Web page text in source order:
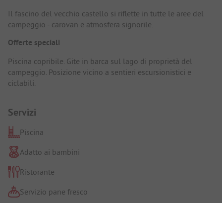
Il fascino del vecchio castello si riflette in tutte le aree del
campeggio - carovan e atmosfera signorile.
Offerte speciali
Piscina copribile. Gite in barca sul lago di proprietà del
campeggio. Posizione vicino a sentieri escursionistici e
ciclabili.
Servizi
Piscina
Adatto ai bambini
Ristorante
Servizio pane fresco